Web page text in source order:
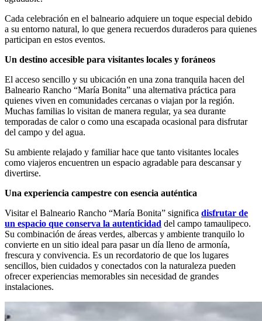
Cada celebración en el balneario adquiere un toque especial debido
a su entorno natural, lo que genera recuerdos duraderos para quienes
participan en estos eventos.
Un destino accesible para visitantes locales y foráneos
El acceso sencillo y su ubicación en una zona tranquila hacen del
Balneario Rancho “María Bonita” una alternativa práctica para
quienes viven en comunidades cercanas o viajan por la región.
Muchas familias lo visitan de manera regular, ya sea durante
temporadas de calor o como una escapada ocasional para disfrutar
del campo y del agua.
Su ambiente relajado y familiar hace que tanto visitantes locales
como viajeros encuentren un espacio agradable para descansar y
divertirse.
Una experiencia campestre con esencia auténtica
Visitar el Balneario Rancho “María Bonita” significa disfrutar de
un espacio que conserva la autenticidad del campo tamaulipeco.
Su combinación de áreas verdes, albercas y ambiente tranquilo lo
convierte en un sitio ideal para pasar un día lleno de armonía,
frescura y convivencia. Es un recordatorio de que los lugares
sencillos, bien cuidados y conectados con la naturaleza pueden
ofrecer experiencias memorables sin necesidad de grandes
instalaciones.